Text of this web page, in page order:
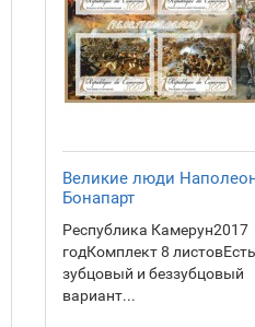
Великие люди
Бонапарт
Республика Камерун2017
годКомплект 8 листовЕсть
зубцовый и беззубцовый
вариант...